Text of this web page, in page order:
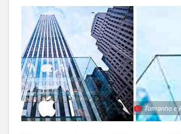
Tamanho e